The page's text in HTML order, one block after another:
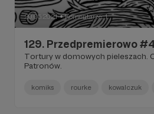
20.05.2021 ● Komentarze: 1
129. Przedpremierowo
Tortury w domowych pieleszach.
Patronów.
komiks rourke kowalczuk